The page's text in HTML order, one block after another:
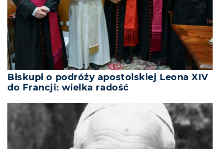
Biskupi o podróży apostolskiej Leona XIV
do Francji: wielka radość